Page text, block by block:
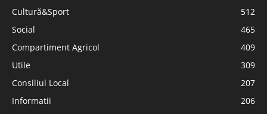
Cultură&Sport
512
Social
465
Compartiment Agricol
409
Utile
309
Consiliul Local
207
Informatii
206